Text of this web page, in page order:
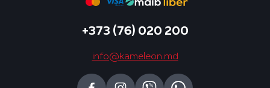
+373 (76) 020 200
info@kameleon.md